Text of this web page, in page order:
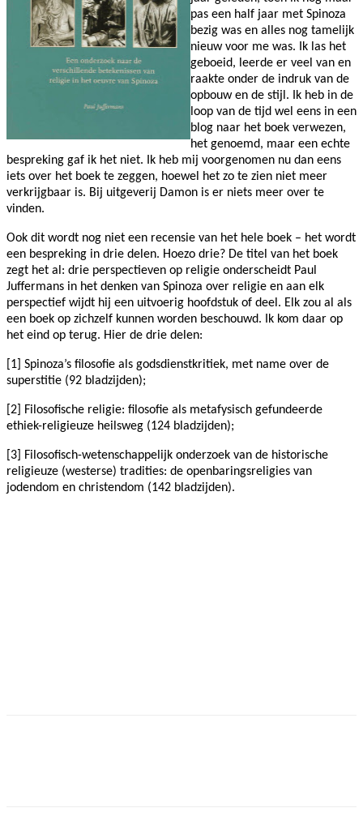
pas een half jaar met Spinoza
bezig was en alles nog tamelijk
nieuw voor me was. Ik las het
geboeid, leerde er veel van en
raakte onder de indruk van de
opbouw en de stijl. Ik heb in de
loop van de tijd wel eens in een
blog naar het boek verwezen,
het genoemd, maar een echte
bespreking gaf ik het niet. Ik heb mij voorgenomen nu dan eens
iets over het boek te zeggen, hoewel het zo te zien niet meer
verkrijgbaar is. Bij uitgeverij Damon is er niets meer over te
vinden.
Ook dit wordt nog niet een recensie van het hele boek – het wordt
een bespreking in drie delen. Hoezo drie? De titel van het boek
zegt het al: drie perspectieven op religie onderscheidt Paul
Juffermans in het denken van Spinoza over religie en aan elk
perspectief wijdt hij een uitvoerig hoofdstuk of deel. Elk zou al als
een boek op zichzelf kunnen worden beschouwd. Ik kom daar op
het eind op terug. Hier de drie delen:
[1] Spinoza’s filosofie als godsdienstkritiek, met name over de
superstitie (92 bladzijden);
[2] Filosofische religie: filosofie als metafysisch gefundeerde
ethiek-religieuze heilsweg (124 bladzijden);
[3] Filosofisch-wetenschappelijk onderzoek van de historische
religieuze (westerse) tradities: de openbaringsreligies van
jodendom en christendom (142 bladzijden).